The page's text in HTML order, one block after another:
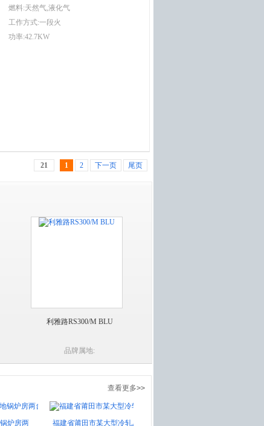
燃料:天然气,液化气
工作方式:一段火
功率:42.7KW
21 1 2 下一页 尾页
利雅路RS300/M BLU
品牌属地:
查看更多>>
福建省莆田市某大型冷轧厂燃烧器